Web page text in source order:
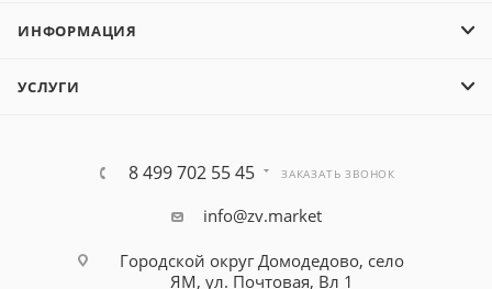
ИНФОРМАЦИЯ
УСЛУГИ
8 499 702 55 45 ЗАКАЗАТЬ ЗВОНОК
info@zv.market
Городской округ Домодедово, село
ЯМ, ул. Почтовая, Вл 1